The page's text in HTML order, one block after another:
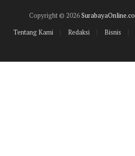
Copyright © 2026SurabayaOnline.co
Tentang Kami
Redaksi Bisnis